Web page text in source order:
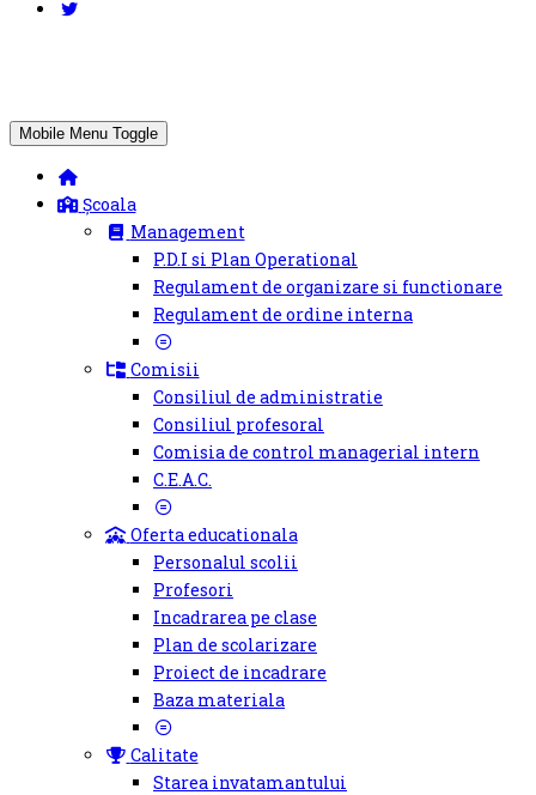
Mobile Menu Toggle
Școala
Management
P.D.I si Plan Operational
Regulament de organizare si functionare
Regulament de ordine interna
Comisii
Consiliul de administratie
Consiliul profesoral
Comisia de control managerial intern
C.E.A.C.
Oferta educationala
Personalul scolii
Profesori
Incadrarea pe clase
Plan de scolarizare
Proiect de incadrare
Baza materiala
Calitate
Starea invatamantului